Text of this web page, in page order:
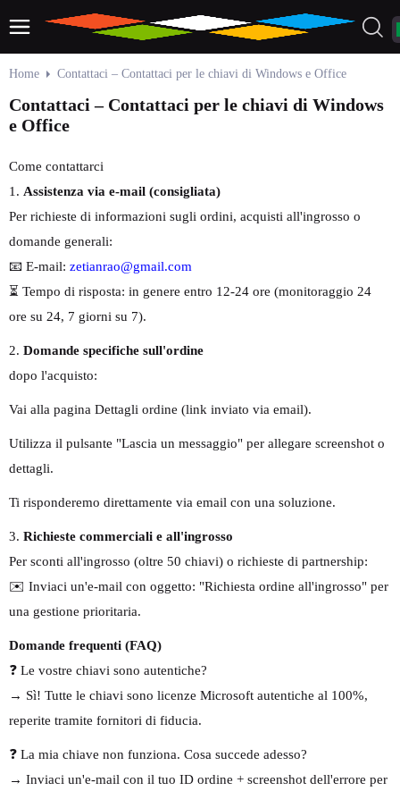
Home Contattaci – Contattaci per le chiavi di Windows e Office
Contattaci – Contattaci per le chiavi di Windows
e Office
Come contattarci
1. Assistenza via e-mail (consigliata)
Per richieste di informazioni sugli ordini, acquisti all'ingrosso o
domande generali:
📧 E-mail: zetianrao@gmail.com
⏳ Tempo di risposta: in genere entro 12-24 ore (monitoraggio 24
ore su 24, 7 giorni su 7).
2. Domande specifiche sull'ordine
dopo l'acquisto:
Vai alla pagina Dettagli ordine (link inviato via email).
Utilizza il pulsante "Lascia un messaggio" per allegare screenshot o
dettagli.
Ti risponderemo direttamente via email con una soluzione.
3. Richieste commerciali e all'ingrosso
Per sconti all'ingrosso (oltre 50 chiavi) o richieste di partnership:
✉️ Inviaci un'e-mail con oggetto: "Richiesta ordine all'ingrosso" per
una gestione prioritaria.
Domande frequenti (FAQ)
❓ Le vostre chiavi sono autentiche?
→ Sì! Tutte le chiavi sono licenze Microsoft autentiche al 100%,
reperite tramite fornitori di fiducia.
❓ La mia chiave non funziona. Cosa succede adesso?
→ Inviaci un'e-mail con il tuo ID ordine + screenshot dell'errore per